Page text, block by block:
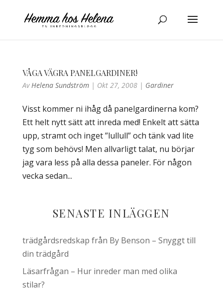
VÅGA VÄGRA PANELGARDINER!
AvHelena Sundström| Okt 27, 2008| Gardiner
Visst kommer ni ihåg då panelgardinerna kom?
Ett helt nytt sätt att inreda med! Enkelt att sätta
upp, stramt och inget ”lullull” och tänk vad lite
tyg som behövs! Men allvarligt talat, nu börjar
jag vara less på alla dessa paneler. För någon
vecka sedan...
SENASTE INLÄGGEN
trädgårdsredskap från By Benson – Snyggt till
din trädgård
Läsarfrågan – Hur inreder man med olika
stilar?